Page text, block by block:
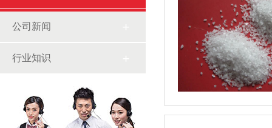
公司新闻
行业知识